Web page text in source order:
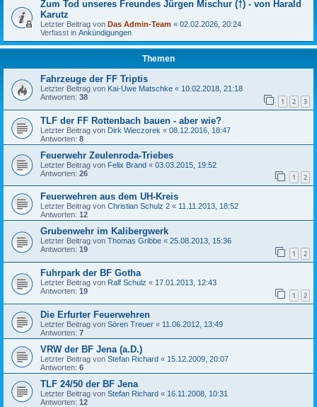
Zum Tod unseres Freundes Jürgen Mischur (†) - von Harald
Karutz
Letzter Beitrag von Das Admin-Team « 02.02.2026, 20:24
Verfasst in Ankündigungen
Themen
Fahrzeuge der FF Triptis
Letzter Beitrag von Kai-Uwe Matschke « 10.02.2018, 21:18
Antworten: 38 1 2 3
TLF der FF Rottenbach bauen - aber wie?
Letzter Beitrag von Dirk Wieczorek « 08.12.2016, 18:47
Antworten: 8
Feuerwehr Zeulenroda-Triebes
Letzter Beitrag von Felix Brand « 03.03.2015, 19:52
Antworten: 26 1 2
Feuerwehren aus dem UH-Kreis
Letzter Beitrag von Christian Schulz 2 « 11.11.2013, 18:52
Antworten: 12
Grubenwehr im Kalibergwerk
Letzter Beitrag von Thomas Gribbe « 25.08.2013, 15:36
Antworten: 19 1 2
Fuhrpark der BF Gotha
Letzter Beitrag von Ralf Schulz « 17.01.2013, 12:43
Antworten: 19 1 2
Die Erfurter Feuerwehren
Letzter Beitrag von Sören Treuer « 11.06.2012, 13:49
Antworten: 7
VRW der BF Jena (a.D.)
Letzter Beitrag von Stefan Richard « 15.12.2009, 20:07
Antworten: 6
TLF 24/50 der BF Jena
Letzter Beitrag von Stefan Richard « 16.11.2008, 10:31
Antworten: 12